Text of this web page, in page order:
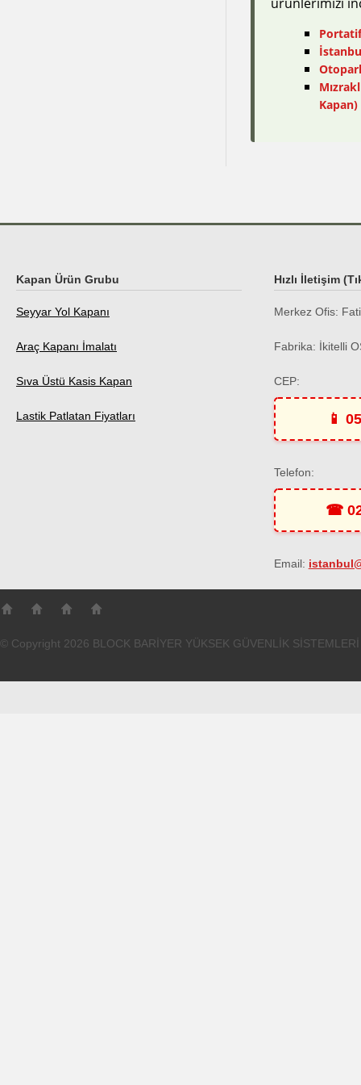
Kapan)
Kapan Ürün Grubu
Seyyar Yol Kapanı
Araç Kapanı İmalatı
Sıva Üstü Kasis Kapan
Lastik Patlatan Fiyatları
Hızlı İletişim
Merkez Ofis:
Fabrika: İkitelli
CEP:
📱
Telefon:
☎
Email:
© Copyright 2026 BLOCK BARİYER YÜKSEK GÜVENLİK